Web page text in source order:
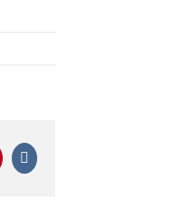
PinterestVk